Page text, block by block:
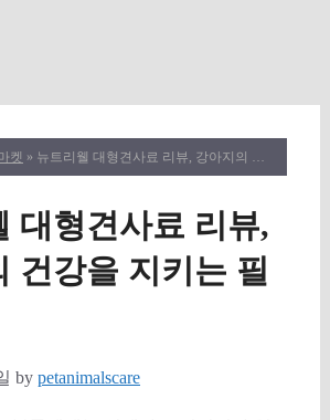
켓 » 뉴트리웰 대형견사료 리뷰, 강아지의 건강을 지키는 필수템
대형견사료 리뷰,
건강을 지키는 필
by petanimalscare